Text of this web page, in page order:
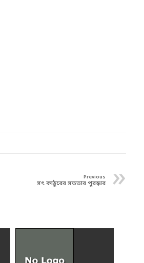
»
Previous
সৎ কাঠুরের সততার পুরস্কার